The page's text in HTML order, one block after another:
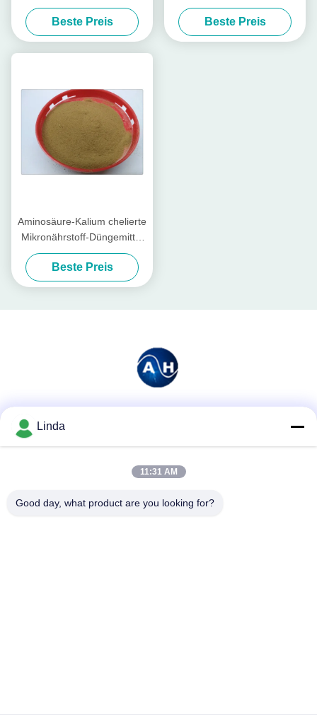
Mikronährstoff-hellgelbe
Pulver-Form
Beste Preis
Magnesium-wasserlösliches
Düngemittel
Beste Preis
Aminosäure-Kalium chelierte
Mikronährstoff-Düngemittel
organisch für Wassermelone
Beste Preis
Linda
11:31 AM
Good day, what product are you looking for?